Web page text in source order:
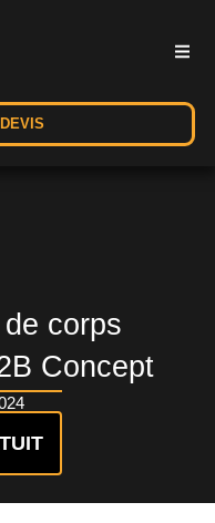
corps
Concept